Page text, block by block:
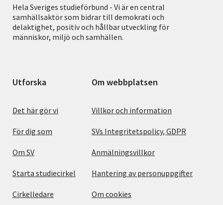
Hela Sveriges studieförbund - Vi är en central
samhällsaktör som bidrar till demokrati och
delaktighet, positiv och hållbar utveckling för
människor, miljö och samhällen.
Utforska
Det här gör vi
För dig som
Om SV
Starta studiecirkel
Cirkelledare
Om webbplatsen
Villkor och information
SVs Integritetspolicy, GDPR
Anmälningsvillkor
Hantering av personuppgifter
Om cookies